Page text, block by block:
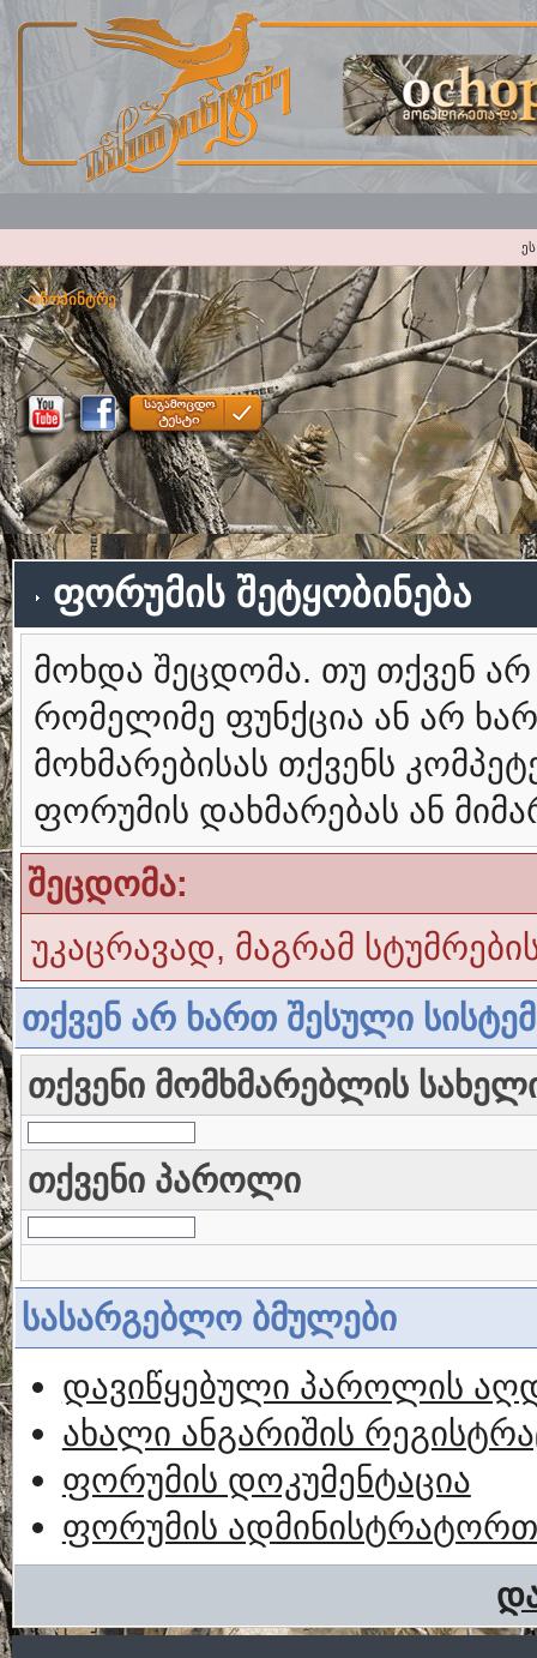
ოჩოპინტრე
ფორუმის შეტყობინება
მოხდა შეცდომა. თუ თქვენ
რომელიმე ფუნქცია ან არ
მოხმარებისას თქვენს
ფორუმის დახმარებას ან
შეცდომა:
უკაცრავად, მაგრამ
თქვენ არ ხართ შესული
თქვენი მომხმარებლის
თქვენი პაროლი
სასარგებლო ბმულები
დავიწყებული პაროლის
ახალი ანგარიშის
ფორუმის დოკუმენტაცია
ფორუმის